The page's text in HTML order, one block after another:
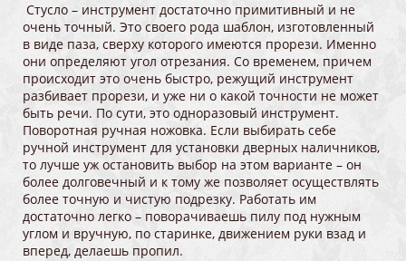
Стусло – инструмент достаточно примитивный и не
очень точный. Это своего рода шаблон, изготовленный
в виде паза, сверху которого имеются прорези. Именно
они определяют угол отрезания. Со временем, причем
происходит это очень быстро, режущий инструмент
разбивает прорези, и уже ни о какой точности не может
быть речи. По сути, это одноразовый инструмент.
Поворотная ручная ножовка. Если выбирать себе
ручной инструмент для установки дверных наличников,
то лучше уж остановить выбор на этом варианте – он
более долговечный и к тому же позволяет осуществлять
более точную и чистую подрезку. Работать им
достаточно легко – поворачиваешь пилу под нужным
углом и вручную, по старинке, движением руки взад и
вперед, делаешь пропил.